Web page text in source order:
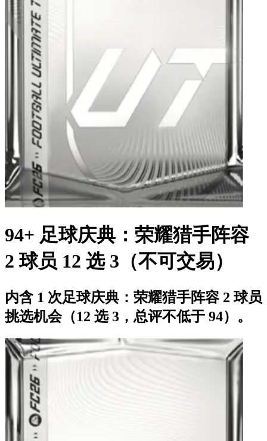
94+ 足球庆典：荣耀猎手阵容
2 球员 12 选 3（不可交易）
内含 1 次足球庆典：荣耀猎手阵容 2 球员
挑选机会（12 选 3，总评不低于 94）。